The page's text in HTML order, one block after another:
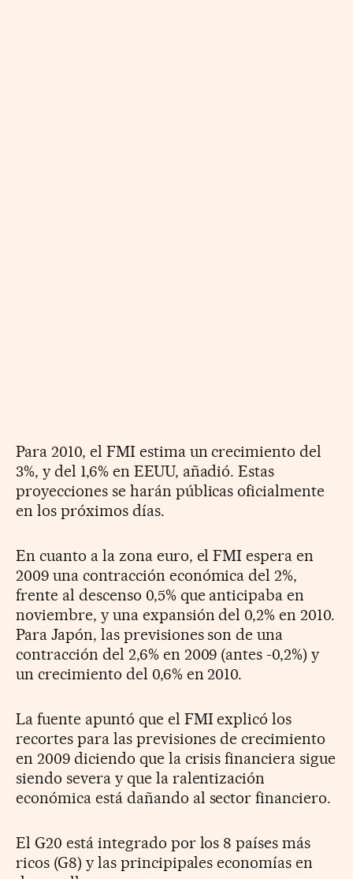
Para 2010, el FMI estima un crecimiento del
3%, y del 1,6% en EEUU, añadió. Estas
proyecciones se harán públicas oficialmente
en los próximos días.
En cuanto a la zona euro, el FMI espera en
2009 una contracción económica del 2%,
frente al descenso 0,5% que anticipaba en
noviembre, y una expansión del 0,2% en 2010.
Para Japón, las previsiones son de una
contracción del 2,6% en 2009 (antes -0,2%) y
un crecimiento del 0,6% en 2010.
La fuente apuntó que el FMI explicó los
recortes para las previsiones de crecimiento
en 2009 diciendo que la crisis financiera sigue
siendo severa y que la ralentización
económica está dañando al sector financiero.
El G20 está integrado por los 8 países más
ricos (G8) y las principipales economías en